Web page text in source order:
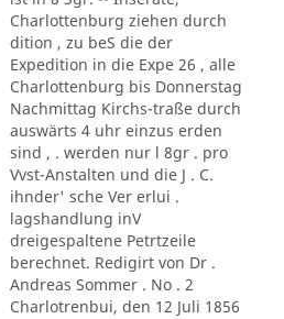
Charlottenburg ziehen durch
dition , zu beS die der
Expedition in die Expe 26 , alle
Charlottenburg bis Donnerstag
Nachmittag Kirchs-traße durch
auswärts 4 uhr einzus erden
sind , . werden nur l 8gr . pro
Vvst-Anstalten und die J . C.
ihnder' sche Ver erlui .
lagshandlung inV
dreigespaltene Petrtzeile
berechnet. Redigirt von Dr .
Andreas Sommer . No . 2
Charlotrenbui, den 12 Juli 1856